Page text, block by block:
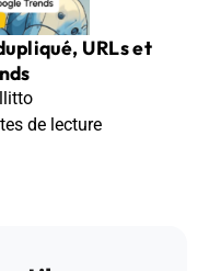
URLs et
de lecture